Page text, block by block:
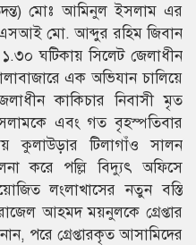
মোঃ আমিনুল ইসলাম এর
এসআই মো. আব্দুর রহিম জিবান
ঘটিকায় সিলেট জেলাধীন
এক অভিযান চালিয়ে
কাকিচার নিবাসী মৃত
এবং গত বৃহস্পতিবার
কুলাউড়ার টিলাগাঁও সালন
করে পল্লি বিদ্যুৎ অফিসে
লংলাখাসের নতুন বস্তি
আহমদ ময়নুলকে গ্রেপ্তার
পরে গ্রেপ্তারকৃত আসামিদের